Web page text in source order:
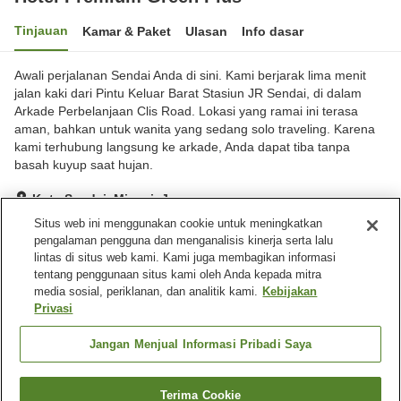
Tinjauan Kamar & Paket Ulasan Info dasar
Awali perjalanan Sendai Anda di sini. Kami berjarak lima menit
jalan kaki dari Pintu Keluar Barat Stasiun JR Sendai, di dalam
Arkade Perbelanjaan Clis Road. Lokasi yang ramai ini terasa
aman, bahkan untuk wanita yang sedang solo traveling. Karena
kami terhubung langsung ke arkade, Anda dapat tiba tanpa
basah kuyup saat hujan.
Kota Sendai, Miyagi, Jepang
Lihat di peta
Sangat baik Ulasan: 901
Fasilitas properti
Wi-Fi
Restoran
Mesin penjual otomatis
Ruang rapat
Situs web ini menggunakan cookie untuk meningkatkan
pengalaman pengguna dan menganalisis kinerja serta lalu
lintas di situs web kami. Kami juga membagikan informasi
tentang penggunaan situs kami oleh Anda kepada mitra
media sosial, periklanan, dan analitik kami. Kebijakan
Privasi
Jangan Menjual Informasi Pribadi Saya
Terima Cookie